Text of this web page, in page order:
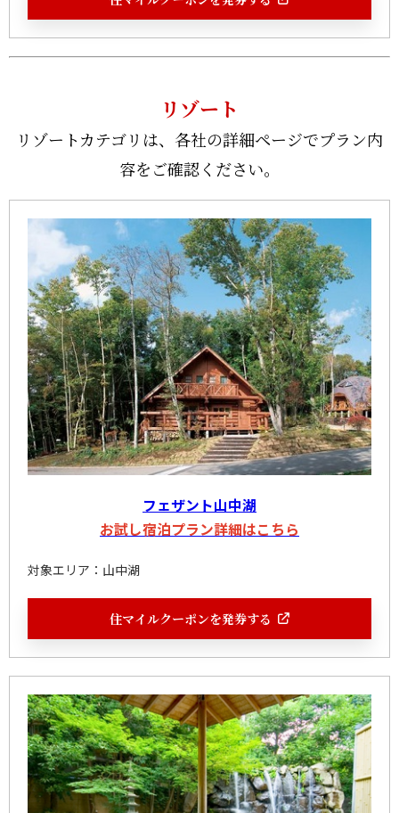
リゾート
リゾートカテゴリは、各社の詳細ページでプラン内
容をご確認ください。
フェザント山中湖
お試し宿泊プラン詳細はこちら
対象エリア：山中湖
住マイルクーポンを発券する